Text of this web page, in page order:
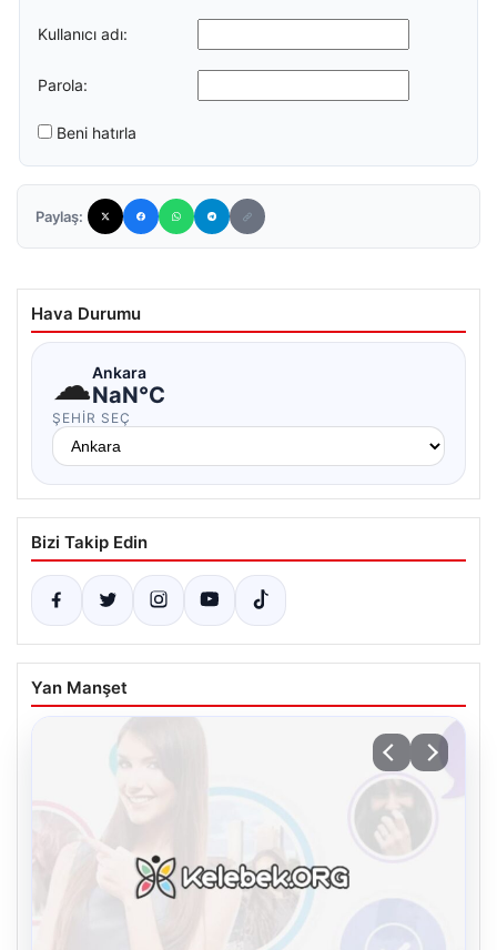
Kullanıcı adı:
Parola:
Beni hatırla
Paylaş:
Hava Durumu
☁Ankara
NaN°C
ŞEHIR SEÇ
Bizi Takip Edin
Yan Manşet